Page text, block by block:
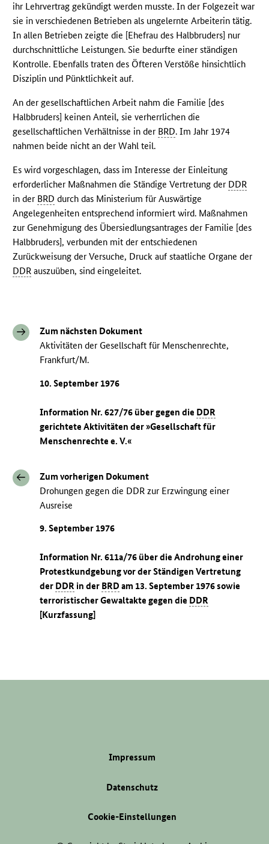
ihr Lehrvertrag gekündigt werden musste. In der Folgezeit war
sie in verschiedenen Betrieben als ungelernte Arbeiterin tätig.
In allen Betrieben zeigte die [Ehefrau des Halbbruders] nur
durchschnittliche Leistungen. Sie bedurfte einer ständigen
Kontrolle. Ebenfalls traten des Öfteren Verstöße hinsichtlich
Disziplin und Pünktlichkeit auf.
An der gesellschaftlichen Arbeit nahm die Familie [des
Halbbruders] keinen Anteil, sie verherrlichen die
gesellschaftlichen Verhältnisse in der BRD. Im Jahr 1974
nahmen beide nicht an der Wahl teil.
Es wird vorgeschlagen, dass im Interesse der Einleitung
erforderlicher Maßnahmen die Ständige Vertretung der DDR
in der BRD durch das Ministerium für Auswärtige
Angelegenheiten entsprechend informiert wird. Maßnahmen
zur Genehmigung des Übersiedlungsantrages der Familie [des
Halbbruders], verbunden mit der entschiedenen
Zurückweisung der Versuche, Druck auf staatliche Organe der
DDR auszuüben, sind eingeleitet.
Zum nächsten Dokument
Aktivitäten der Gesellschaft für Menschenrechte,
Frankfurt/M.
10. September 1976
Information Nr. 627/76 über gegen die DDR
gerichtete Aktivitäten der »Gesellschaft für
Menschenrechte e. V.«
Zum vorherigen Dokument
Drohungen gegen die DDR zur Erzwingung einer
Ausreise
9. September 1976
Information Nr. 611a/76 über die Androhung einer
Protestkundgebung vor der Ständigen Vertretung
der DDR in der BRD am 13. September 1976 sowie
terroristischer Gewaltakte gegen die DDR
[Kurzfassung]
Impressum
Datenschutz
Cookie-Einstellungen